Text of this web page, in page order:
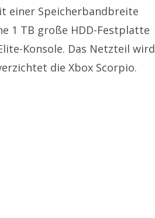
einer Speicherbandbreite
1 TB große HDD-Festplatte
Konsole. Das Netzteil wird
die Xbox Scorpio.